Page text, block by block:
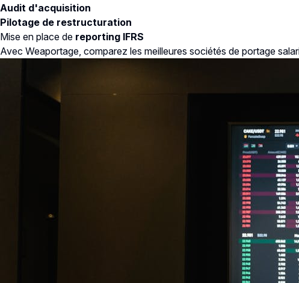
Audit d'acquisition
Pilotage de restructuration
Mise en place de reporting IFRS
Avec Weaportage, comparez les meilleures sociétés de portage